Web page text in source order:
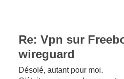
Re: Vpn sur
wireguard
Désolé, autant pour moi.